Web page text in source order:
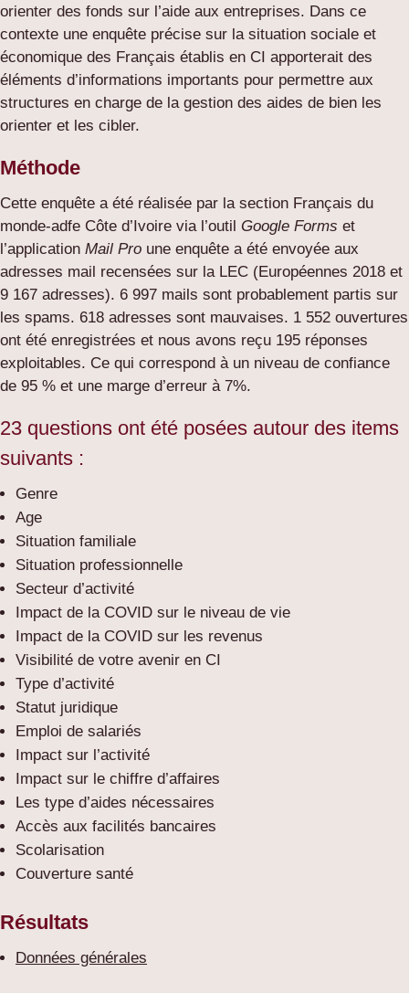
orienter des fonds sur l’aide aux entreprises. Dans ce
contexte une enquête précise sur la situation sociale et
économique des Français établis en CI apporterait des
éléments d’informations importants pour permettre aux
structures en charge de la gestion des aides de bien les
orienter et les cibler.
Méthode
Cette enquête a été réalisée par la section Français du
monde-adfe Côte d’Ivoire via l’outil Google Forms et
l’application Mail Pro une enquête a été envoyée aux
adresses mail recensées sur la LEC (Européennes 2018 et
9 167 adresses). 6 997 mails sont probablement partis sur
les spams. 618 adresses sont mauvaises. 1 552 ouvertures
ont été enregistrées et nous avons reçu 195 réponses
exploitables. Ce qui correspond à un niveau de confiance
de 95 % et une marge d’erreur à 7%.
23 questions ont été posées autour des items
suivants :
Genre
Age
Situation familiale
Situation professionnelle
Secteur d’activité
Impact de la COVID sur le niveau de vie
Impact de la COVID sur les revenus
Visibilité de votre avenir en CI
Type d’activité
Statut juridique
Emploi de salariés
Impact sur l’activité
Impact sur le chiffre d’affaires
Les type d’aides nécessaires
Accès aux facilités bancaires
Scolarisation
Couverture santé
Résultats
Données générales